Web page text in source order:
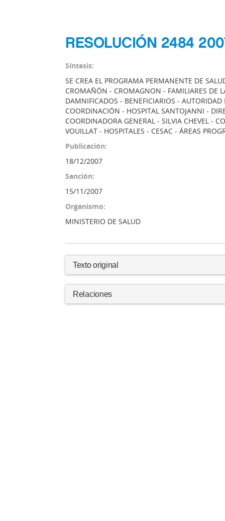
RESOLUCIÓN 2484
Síntesis:
SE CREA EL PROGRAMA PERMANENTE DE
CROMAÑÓN - CROMAGNON - FAMILIARES DE
DAMNIFICADOS - BENEFICIARIOS - AUTORIDAD
COORDINACIÓN - HOSPITAL SANTOJANNI -
COORDINADORA GENERAL - SILVIA CHEVEL -
VOUILLAT - HOSPITALES - CESAC - ÁREAS
Publicación:
18/12/2007
Sanción:
15/11/2007
Organismo:
MINISTERIO DE SALUD
Texto original
Relaciones